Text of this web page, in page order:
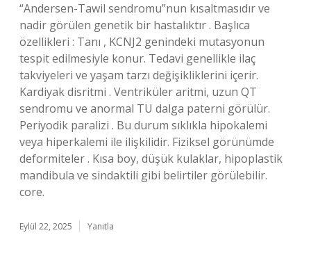
“Andersen-Tawil sendromu”nun kısaltmasıdır ve
nadir görülen genetik bir hastalıktır . Başlıca
özellikleri : Tanı , KCNJ2 genindeki mutasyonun
tespit edilmesiyle konur. Tedavi genellikle ilaç
takviyeleri ve yaşam tarzı değişikliklerini içerir.
Kardiyak disritmi . Ventriküler aritmi, uzun QT
sendromu ve anormal TU dalga paterni görülür.
Periyodik paralizi . Bu durum sıklıkla hipokalemi
veya hiperkalemi ile ilişkilidir. Fiziksel görünümde
deformiteler . Kısa boy, düşük kulaklar, hipoplastik
mandibula ve sindaktili gibi belirtiler görülebilir.
core.
Eylül 22, 2025 Yanıtla